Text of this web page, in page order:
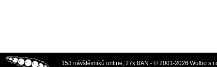
153 návštěvníků online, 27x BAN - © 2001-2026 Wulbo